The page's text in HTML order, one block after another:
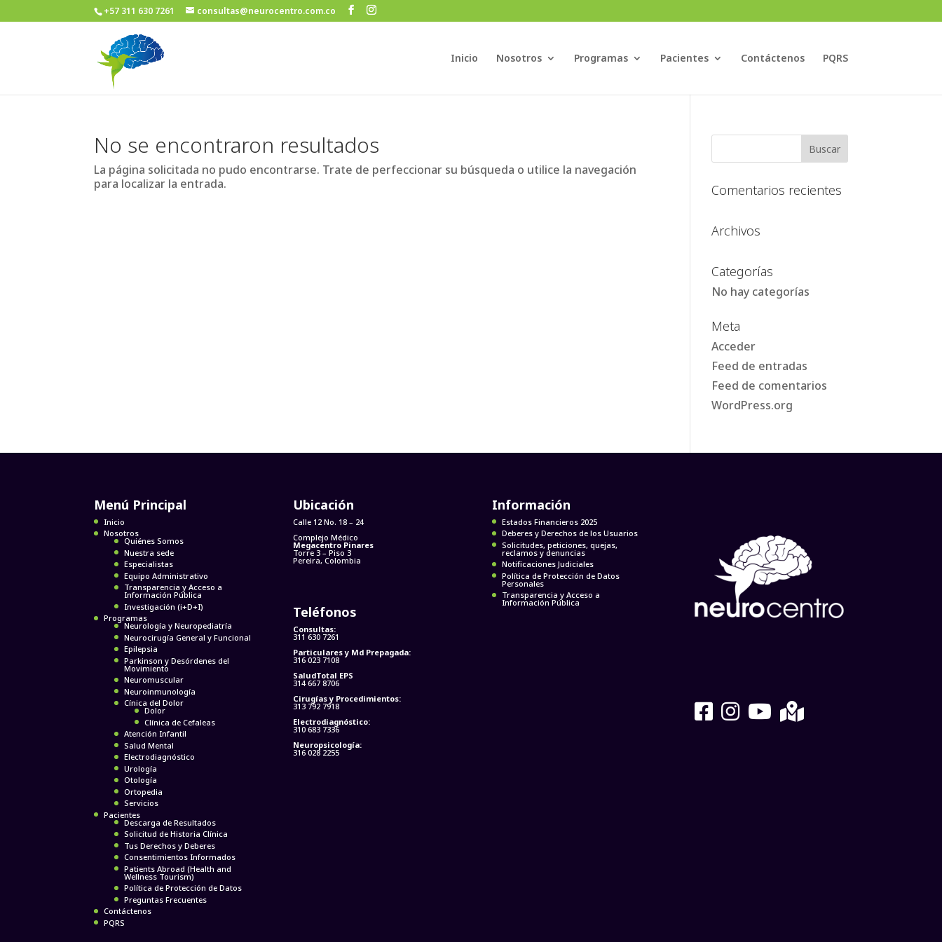
+57 311 630 7261 consultas@neurocentro.com.co
Inicio Nosotros Programas Pacientes Contáctenos PQRS
No se encontraron resultados
La página solicitada no pudo encontrarse. Trate de perfeccionar su búsqueda o utilice la navegación
para localizar la entrada.
Comentarios recientes
Archivos
Categorías
No hay categorías
Meta
Acceder
Feed de entradas
Feed de comentarios
WordPress.org
Menú Principal
Inicio
Nosotros
Quiénes Somos
Nuestra sede
Especialistas
Equipo Administrativo
Transparencia y Acceso a
Información Pública
Investigación (i+D+I)
Programas
Neurología y Neuropediatría
Neurocirugía General y Funcional
Epilepsia
Parkinson y Desórdenes del
Movimiento
Neuromuscular
Neuroinmunología
Cínica del Dolor
Dolor
Clínica de Cefaleas
Atención Infantil
Salud Mental
Electrodiagnóstico
Urología
Otología
Ortopedia
Servicios
Pacientes
Descarga de Resultados
Solicitud de Historia Clínica
Tus Derechos y Deberes
Consentimientos Informados
Patients Abroad (Health and
Wellness Tourism)
Política de Protección de Datos
Preguntas Frecuentes
Contáctenos
PQRS
Ubicación
Calle 12 No. 18 – 24
Complejo Médico
Megacentro Pinares
Torre 3 – Piso 3
Pereira, Colombia
Teléfonos
Consultas:
311 630 7261
Particulares y Md Prepagada:
316 023 7108
SaludTotal EPS
314 667 8706
Cirugías y Procedimientos:
313 792 7918
Electrodiagnóstico:
310 683 7336
Neuropsicología:
316 028 2255
Información
Estados Financieros 2025
Deberes y Derechos de los Usuarios
Solicitudes, peticiones, quejas,
reclamos y denuncias
Notificaciones Judiciales
Política de Protección de Datos
Personales
Transparencia y Acceso a
Información Pública